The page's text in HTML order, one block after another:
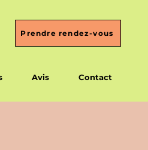
Prendre rendez-vous
Avis Contact